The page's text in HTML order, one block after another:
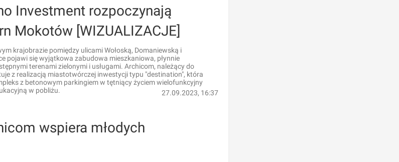
Investment rozpoczynają
Mokotów [WIZUALIZACJE]
krajobrazie pomiędzy ulicami Wołoską, Domaniewską i
pojawi się wyjątkowa zabudowa mieszkaniowa, płynnie
terenami zielonymi i usługami. Archicom, należący do
z realizacją miastotwórczej inwestycji typu "destination", która
z betonowym parkingiem w tętniący życiem wielofunkcyjny
w pobliżu.
27.09.2023, 16:37
wspiera młodych